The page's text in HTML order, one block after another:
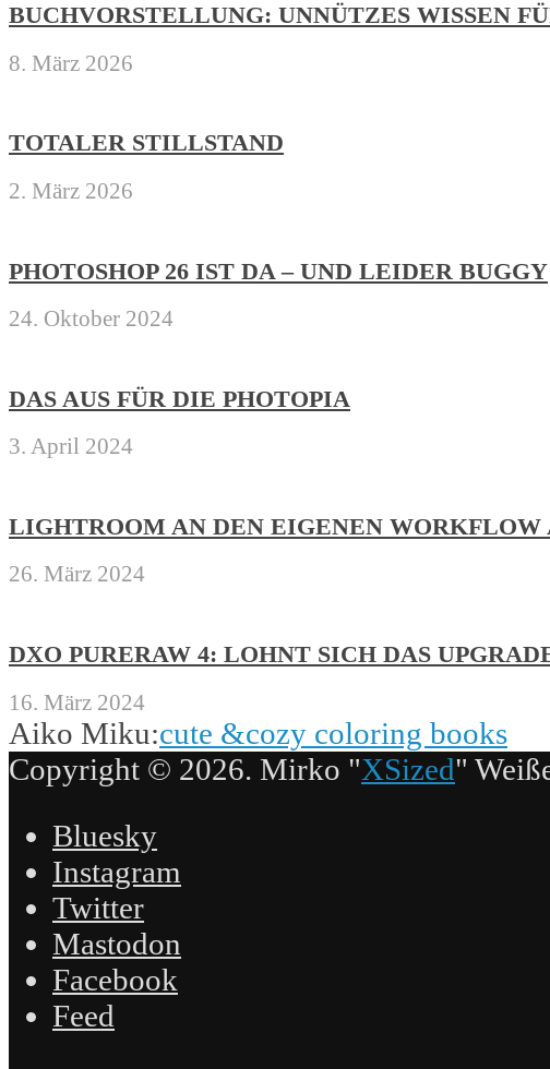
BUCHVORSTELLUNG: UNNÜTZES WISSEN
8. März 2026
TOTALER STILLSTAND
2. März 2026
PHOTOSHOP 26 IST DA – UND LEIDER BUGGY
24. Oktober 2024
DAS AUS FÜR DIE PHOTOPIA
3. April 2024
LIGHTROOM AN DEN EIGENEN WORKFLOW
26. März 2024
DXO PURERAW 4: LOHNT SICH DAS
16. März 2024
Aiko Miku:cute &cozy coloring books
Copyright © 2026. Mirko "XSized"
Bluesky
Instagram
Twitter
Mastodon
Facebook
Feed